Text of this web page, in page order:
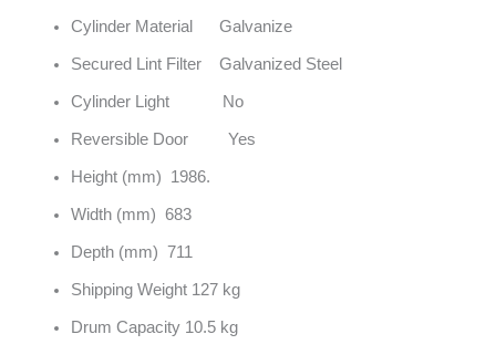
Cylinder Material Galvanize
Secured Lint Filter Galvanized Steel
Cylinder Light No
Reversible Door Yes
Height (mm) 1986.
Width (mm) 683
Depth (mm) 711
Shipping Weight 127 kg
Drum Capacity 10.5 kg